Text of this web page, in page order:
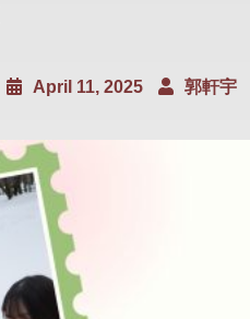
April 11, 2025 郭軒宇